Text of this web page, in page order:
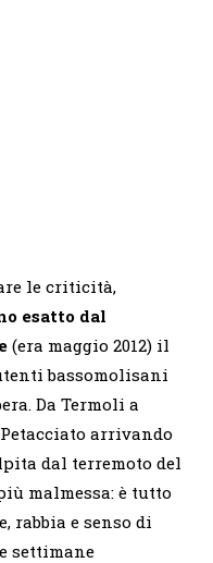
le criticità,
esatto dal
(era maggio 2012) il
bassomolisani
Da Termoli a
arrivando
dal terremoto del
malmessa: è tutto
rabbia e senso di
settimane